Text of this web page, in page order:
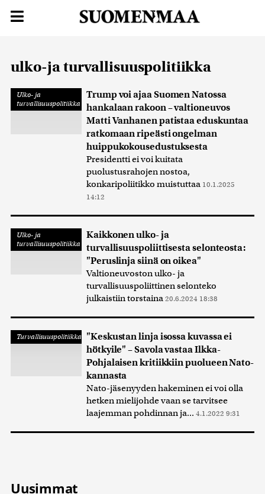
ulko-ja turvallisuuspolitiikka
Ulko- ja
turvallisuuspolitiikka
Trump voi ajaa Suomen Natossa
hankalaan rakoon – valtioneuvos
Matti Vanhanen patistaa eduskuntaa
ratkomaan ripeästi ongelman
huippukokousedustuksesta
Presidentti ei voi kuitata
puolustusrahojen nostoa,
konkaripoliitikko muistuttaa 10.1.2025
14:12
Ulko- ja
turvallisuuspolitiikka
Kaikkonen ulko- ja
turvallisuuspoliittisesta selonteosta:
"Peruslinja siinä on oikea"
Valtioneuvoston ulko- ja
turvallisuuspoliittinen selonteko
julkaistiin torstaina 20.6.2024 18:38
Turvallisuuspolitiikka
"Keskustan linja isossa kuvassa ei
hötkyile" – Savola vastaa Ilkka-
Pohjalaisen kritiikkiin puolueen Nato-
kannasta
Nato-jäsenyyden hakeminen ei voi olla
hetken mielijohde vaan se tarvitsee
laajemman pohdinnan ja... 4.1.2022 9:31
Uusimmat